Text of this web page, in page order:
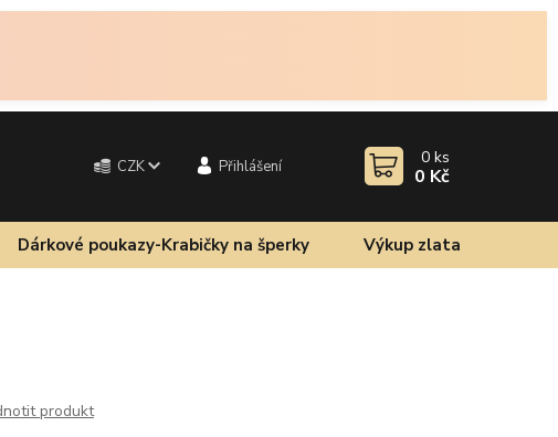
CZK Přihlášení 0 ks
0 Kč
Dárkové poukazy-Krabičky na šperky Výkup zlata
produkt